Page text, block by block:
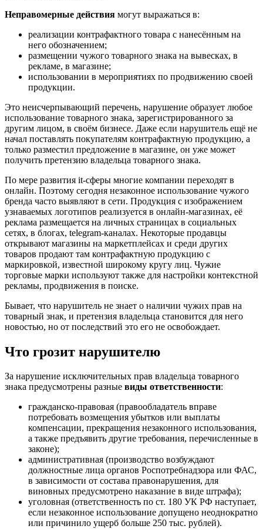
Неправомерные действия могут выражаться в:
реализации контрафактного товара с нанесённым на
него обозначением;
размещении чужого товарного знака на вывесках, в
рекламе, в магазине;
использовании в мероприятиях по продвижению своей
продукции.
Это неисчерпывающий перечень, нарушение образует любое
использование товарного знака, зарегистрированного за
другим лицом, в своём бизнесе. Даже если нарушитель ещё не
начал поставлять покупателям контрафактную продукцию, а
только разместил предложение в магазине, он уже может
получить претензию владельца товарного знака.
По мере развития it-сферы многие компании переходят в
онлайн. Поэтому сегодня незаконное использование чужого
бренда часто выявляют в сети. Продукция с изображением
узнаваемых логотипов реализуется в онлайн-магазинах, её
реклама размещается на личных страницах в социальных
сетях, в блогах, telegram-каналах. Некоторые продавцы
открывают магазины на маркетплейсах и среди других
товаров продают там контрафактную продукцию с
маркировкой, известной широкому кругу лиц. Чужие
торговые марки используют также для настройки контекстной
рекламы, продвижения в поиске.
Бывает, что нарушитель не знает о наличии чужих прав на
товарный знак, и претензия владельца становится для него
новостью, но от последствий это его не освобождает.
Что грозит нарушителю
За нарушение исключительных прав владельца товарного
знака предусмотрены разные виды ответственности:
гражданско-правовая (правообладатель вправе
потребовать возмещения убытков или выплаты
компенсации, прекращения незаконного использования,
а также предъявить другие требования, перечисленные в
законе);
административная (производство возбуждают
должностные лица органов Роспотребнадзора или ФАС,
в зависимости от состава правонарушения, для
виновных предусмотрено наказание в виде штрафа);
уголовная (ответственность по ст. 180 УК РФ наступает,
если незаконное использование допущено неоднократно
или причинило ущерб больше 250 тыс. рублей).